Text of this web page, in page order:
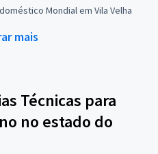
Mondial em Vila Velha
mais
Técnicas para
no estado do